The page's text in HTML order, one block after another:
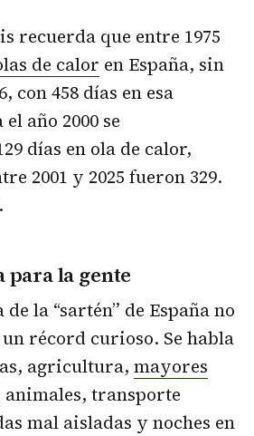
recuerda que entre 1975
de calor en España, sin
con 458 días en esa
año 2000 se
días en ola de calor,
2001 y 2025 fueron 329.
para la gente
la “sartén” de España no
un récord curioso. Se habla
agricultura, mayores
animales, transporte
mal aisladas y noches en